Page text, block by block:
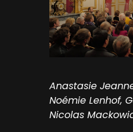
Anastasie
Noémie Lenhof,
Nicolas